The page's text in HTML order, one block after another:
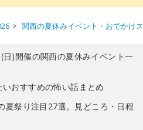
関西の夏休みイベント・おでかけ
)開催の関西の夏休みイベント一
いおすすめの怖い話まとめ
夏祭り注目27選。見どころ・日程